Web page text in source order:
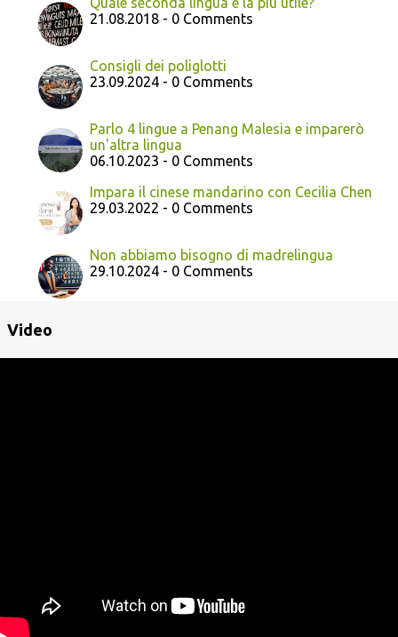
21.08.2018 - 0 Comments
Consigli dei poliglotti
23.09.2024 - 0 Comments
Parlo 4 lingue a Penang Malesia e imparerò
un'altra lingua
06.10.2023 - 0 Comments
Impara il cinese mandarino con Cecilia Chen
29.03.2022 - 0 Comments
Non abbiamo bisogno di madrelingua
29.10.2024 - 0 Comments
Video